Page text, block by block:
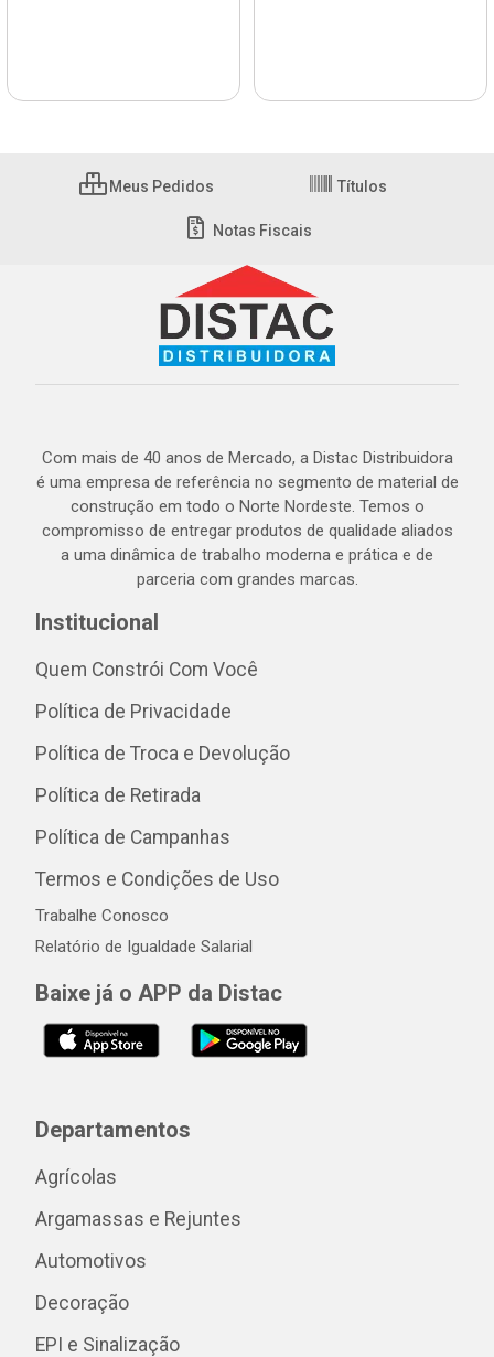
Meus Pedidos Títulos
Notas Fiscais
Com mais de 40 anos de Mercado, a Distac Distribuidora
é uma empresa de referência no segmento de material de
construção em todo o Norte Nordeste. Temos o
compromisso de entregar produtos de qualidade aliados
a uma dinâmica de trabalho moderna e prática e de
parceria com grandes marcas.
Institucional
Quem Constrói Com Você
Política de Privacidade
Política de Troca e Devolução
Política de Retirada
Política de Campanhas
Termos e Condições de Uso
Trabalhe Conosco
Relatório de Igualdade Salarial
Baixe já o APP da Distac
Departamentos
Agrícolas
Argamassas e Rejuntes
Automotivos
Decoração
EPI e Sinalização